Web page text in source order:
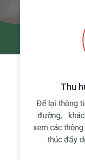
Thu
Để lại thông
đường,...
xem các
thúc đẩy